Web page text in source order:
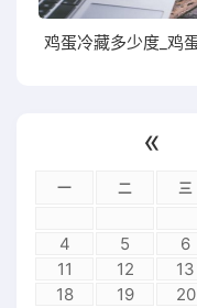
«
一 二 三
4
5 6
11
12 13
18
19 20